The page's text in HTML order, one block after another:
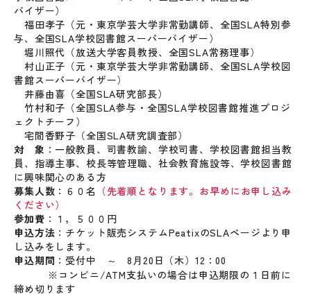
バイザー）
福田孝子（元・東京学芸大学非常勤講師、全国SLA特別参
与、全国SLA学校図書館スーパーバイザー）
堀川照代（放送大学客員教授、全国SLA常務理事）
村山正子（元・東京学芸大学非常勤講師、全国SLA学校図
書館スーパーバイザー）
井藤由喜（全国SLA研究部長）
竹村和子（全国SLA参与・全国SLA学校図書館推進プロジ
ェクトチーフ）
宅間香野子（全国SLA研究調査部）
対 象 ：一般教員、司書教諭、学校司書、学校図書館担当教
員、指導主事、校長等管理職、社会教育施設等、学校図書館
に興味関心のある方
募集人数 ：６０名 （先着順となります。お早めにお申し込み
ください）
参加費 ：１，５００円
申込方法 ：チケット販売システムPeatixのSLAページより申
し込みをします。
申込期間 ：受付中 ～ 8月20日（木）12：00
※コンビニ/ATM支払いの場合は申込期限の１日前に
締め切ります